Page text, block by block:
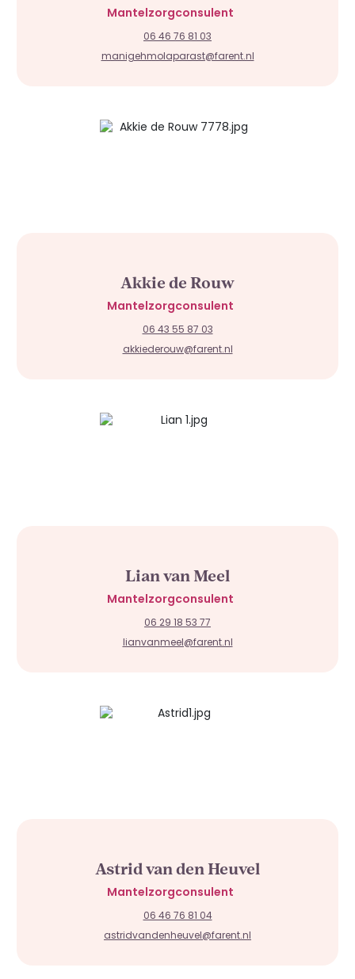
Mantelzorgconsulent
06 46 76 81 03
manigehmolaparast@farent.nl
Akkie de Rouw
Mantelzorgconsulent
06 43 55 87 03
akkiederouw@farent.nl
Lian van Meel
Mantelzorgconsulent
06 29 18 53 77
lianvanmeel@farent.nl
Astrid van den Heuvel
Mantelzorgconsulent
06 46 76 81 04
astridvandenheuvel@farent.nl